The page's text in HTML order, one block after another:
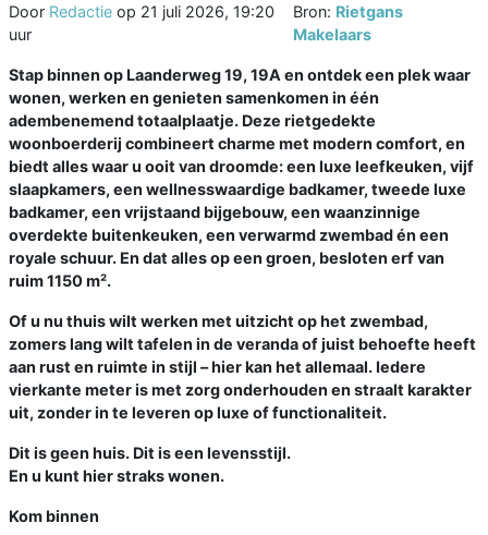
Door Redactie op 21 juli 2026, 19:20
uur
Bron: Rietgans
Makelaars
Stap binnen op Laanderweg 19, 19A en ontdek een plek waar
wonen, werken en genieten samenkomen in één
adembenemend totaalplaatje. Deze rietgedekte
woonboerderij combineert charme met modern comfort, en
biedt alles waar u ooit van droomde: een luxe leefkeuken, vijf
slaapkamers, een wellnesswaardige badkamer, tweede luxe
badkamer, een vrijstaand bijgebouw, een waanzinnige
overdekte buitenkeuken, een verwarmd zwembad én een
royale schuur. En dat alles op een groen, besloten erf van
ruim 1150 m².
Of u nu thuis wilt werken met uitzicht op het zwembad,
zomers lang wilt tafelen in de veranda of juist behoefte heeft
aan rust en ruimte in stijl – hier kan het allemaal. Iedere
vierkante meter is met zorg onderhouden en straalt karakter
uit, zonder in te leveren op luxe of functionaliteit.
Dit is geen huis. Dit is een levensstijl.
En u kunt hier straks wonen.
Kom binnen